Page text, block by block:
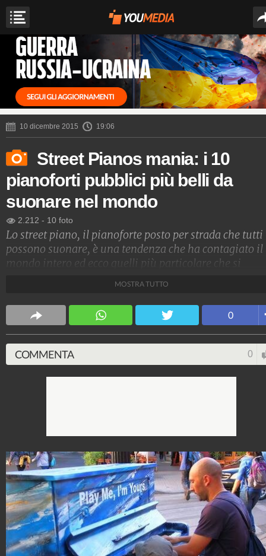
10 dicembre 2015 19:06
Street Pianos mania: i 10
pianoforti pubblici più belli da
suonare nel mondo
2.212 - 10 foto
Lo street piano, il pianoforte posto per strada che tutti
possono suonare, è una tendenza che ha contagiato il
mondo intero ed ecco quelli più particolare che si
Design Fanpage
70.432.468 349 video 13.554 foto
MOSTRA TUTTO
0
COMMENTA 0